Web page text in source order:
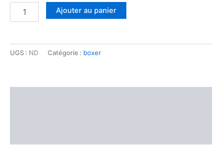
Ajouter au panier
UGS : ND Catégorie : boxer